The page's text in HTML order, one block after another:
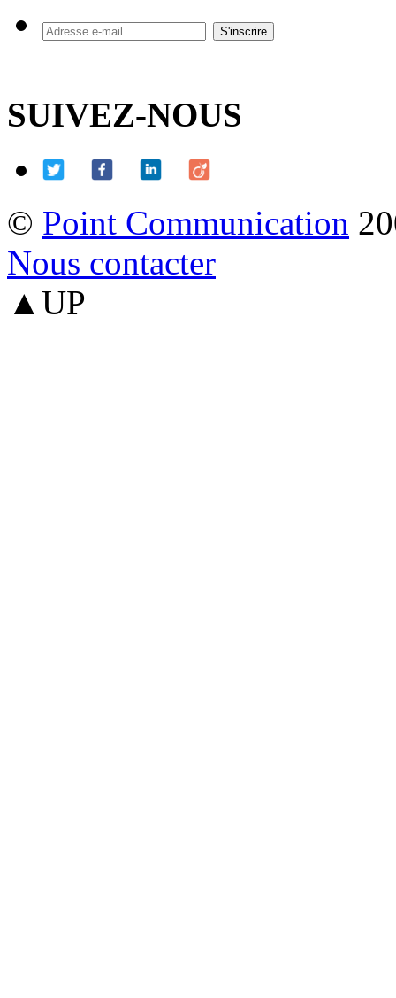
SUIVEZ-NOUS
© Point Communication
Nous contacter
▲UP